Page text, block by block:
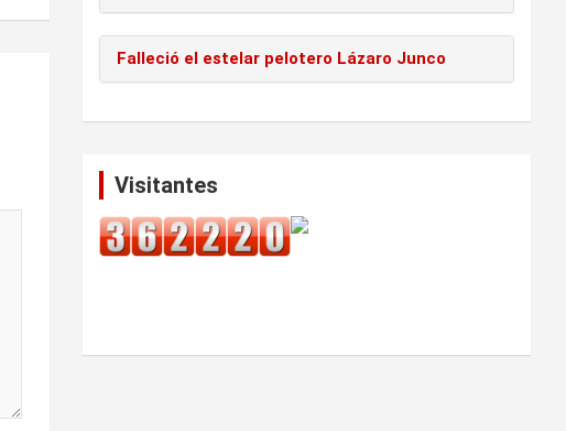
Falleció el estelar pelotero Lázaro Junco
Visitantes